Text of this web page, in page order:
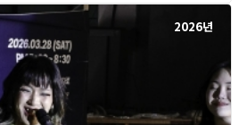
2026년